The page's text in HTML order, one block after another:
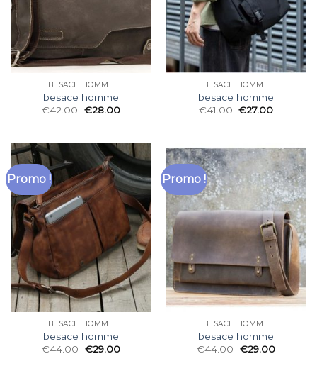
BESACE HOMME
besace homme
€42.00 €28.00
BESACE HOMME
besace homme
€41.00 €27.00
Promo !
BESACE HOMME
besace homme
€44.00 €29.00
Promo !
BESACE HOMME
besace homme
€44.00 €29.00